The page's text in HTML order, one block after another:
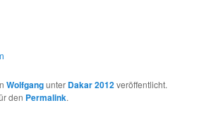
Wolfgangunter Dakar 2012veröffentlicht.
den Permalink.